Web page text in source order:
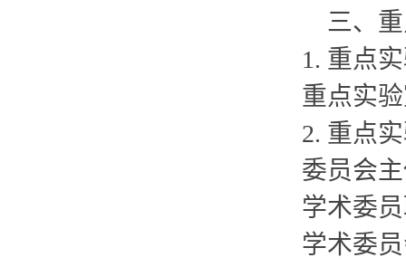
三、重
1. 重点
重点实
2. 重点
委员会
学术委
学术委